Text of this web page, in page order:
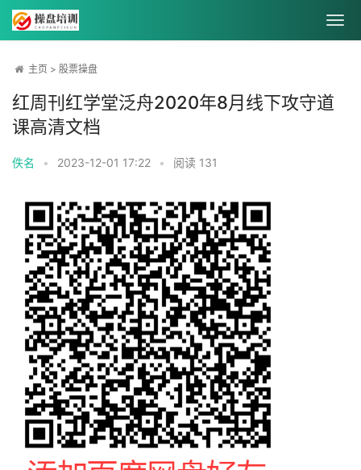
主页 > 股票操盘
红周刊红学堂泛舟2020年8月线下攻守道
课高清文档
佚名 • 2023-12-01 17:22 • 阅读 131